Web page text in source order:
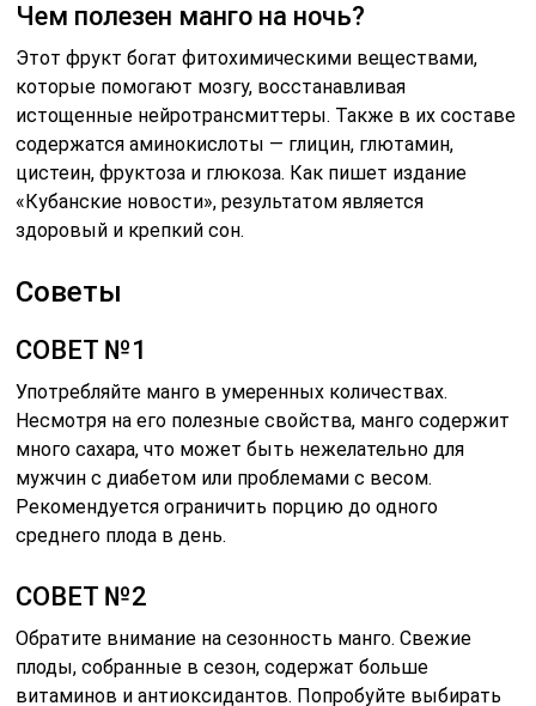
Чем полезен манго на ночь?
Этот фрукт богат фитохимическими веществами,
которые помогают мозгу, восстанавливая
истощенные нейротрансмиттеры. Также в их составе
содержатся аминокислоты — глицин, глютамин,
цистеин, фруктоза и глюкоза. Как пишет издание
«Кубанские новости», результатом является
здоровый и крепкий сон.
Советы
СОВЕТ №1
Употребляйте манго в умеренных количествах.
Несмотря на его полезные свойства, манго содержит
много сахара, что может быть нежелательно для
мужчин с диабетом или проблемами с весом.
Рекомендуется ограничить порцию до одного
среднего плода в день.
СОВЕТ №2
Обратите внимание на сезонность манго. Свежие
плоды, собранные в сезон, содержат больше
витаминов и антиоксидантов. Попробуйте выбирать